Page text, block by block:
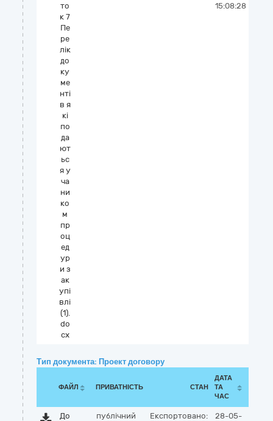
то
к 7
Пе
ре
лік
до
ку
ме
нті
в я
кі
по
да
ют
ьс
я у
ча
ни
ко
м
пр
оц
ед
ур
и з
ак
упі
влі
(1).
do
cx
15:08:28
Тип документа: Проект договору
ФАЙЛ ПРИВАТНІСТЬ СТАН
ДАТА
ТА
ЧАС
До
публічний Експортовано:
28-05-